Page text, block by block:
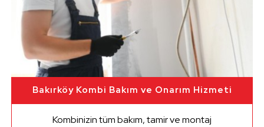
Bakırköy Kombi Bakım ve Onarım Hizmeti
Kombinizin tüm bakım, tamir ve montaj